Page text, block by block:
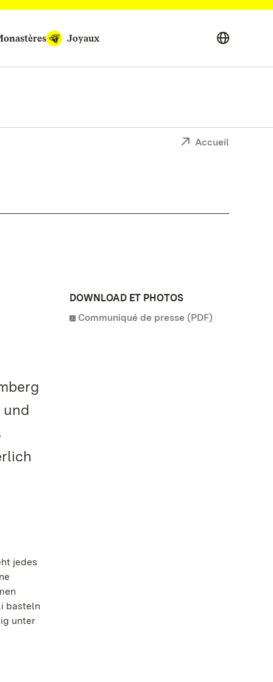
Joyaux
Accueil
und
jedes
basteln
unter
DOWNLOAD ET PHOTOS
Communiqué de presse (PDF)